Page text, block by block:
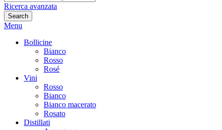
Ricerca avanzata
Search
Menu
Bollicine
Bianco
Rosso
Rosé
Vini
Rosso
Bianco
Bianco macerato
Rosato
Distillati